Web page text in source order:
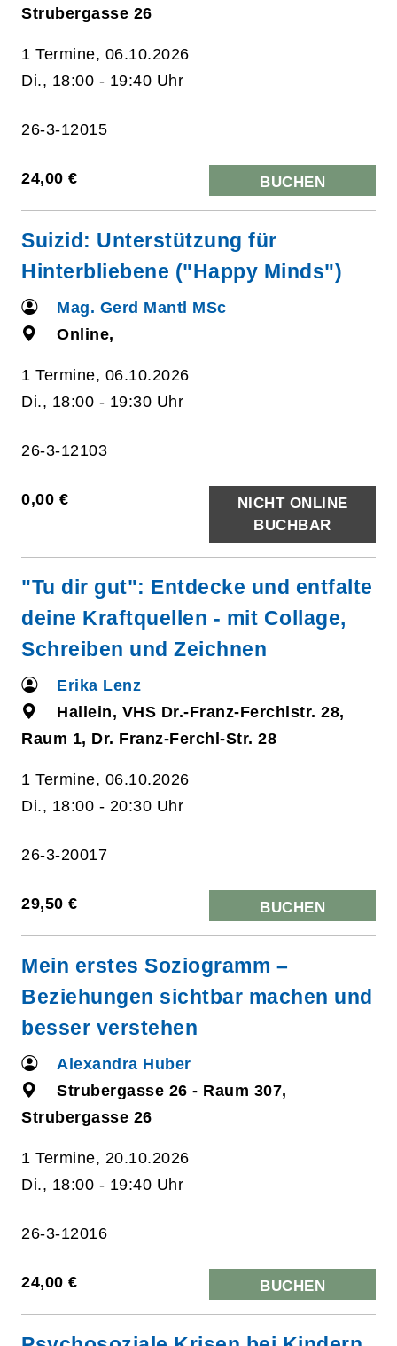
Strubergasse 26
1 Termine, 06.10.2026
Di., 18:00 - 19:40 Uhr
26-3-12015
24,00 € BUCHEN
Suizid: Unterstützung für
Hinterbliebene ("Happy Minds")
Mag. Gerd Mantl MSc
Online,
1 Termine, 06.10.2026
Di., 18:00 - 19:30 Uhr
26-3-12103
0,00 €
NICHT ONLINE
BUCHBAR
"Tu dir gut": Entdecke und entfalte
deine Kraftquellen - mit Collage,
Schreiben und Zeichnen
Erika Lenz
Hallein, VHS Dr.-Franz-Ferchlstr. 28,
Raum 1, Dr. Franz-Ferchl-Str. 28
1 Termine, 06.10.2026
Di., 18:00 - 20:30 Uhr
26-3-20017
29,50 € BUCHEN
Mein erstes Soziogramm –
Beziehungen sichtbar machen und
besser verstehen
Alexandra Huber
Strubergasse 26 - Raum 307,
Strubergasse 26
1 Termine, 20.10.2026
Di., 18:00 - 19:40 Uhr
26-3-12016
24,00 € BUCHEN